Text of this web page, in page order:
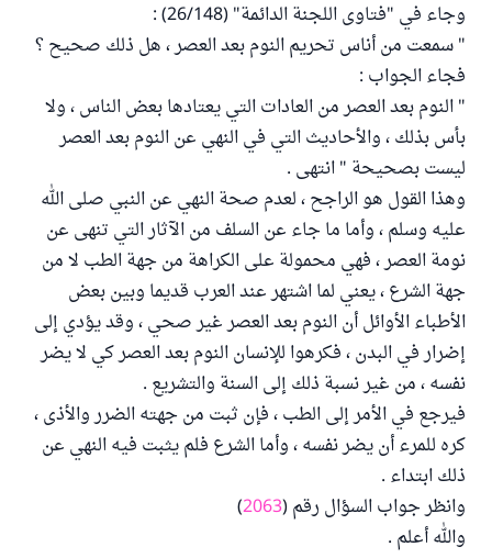
وجاء في "فتاوى اللجنة الدائمة" (26/148) :
" سمعت من أناس تحريم النوم بعد العصر ، هل ذلك صحيح ؟
فجاء الجواب :
" النوم بعد العصر من العادات التي يعتادها بعض الناس ، ولا
بأس بذلك ، والأحاديث التي في النهي عن النوم بعد العصر
ليست بصحيحة " انتهى .
وهذا القول هو الراجح ، لعدم صحة النهي عن النبي صلى الله
عليه وسلم ، وأما ما جاء عن السلف من الآثار التي تنهى عن
نومة العصر ، فهي محمولة على الكراهة من جهة الطب لا من
جهة الشرع ، يعني لما اشتهر عند العرب قديما وبين بعض
الأطباء الأوائل أن النوم بعد العصر غير صحي ، وقد يؤدي إلى
إضرار في البدن ، فكرهوا للإنسان النوم بعد العصر كي لا يضر
نفسه ، من غير نسبة ذلك إلى السنة والتشريع .
فيرجع في الأمر إلى الطب ، فإن ثبت من جهته الضرر والأذى ،
كره للمرء أن يضر نفسه ، وأما الشرع فلم يثبت فيه النهي عن
ذلك ابتداء .
وانظر جواب السؤال رقم (2063
)
والله أعلم .